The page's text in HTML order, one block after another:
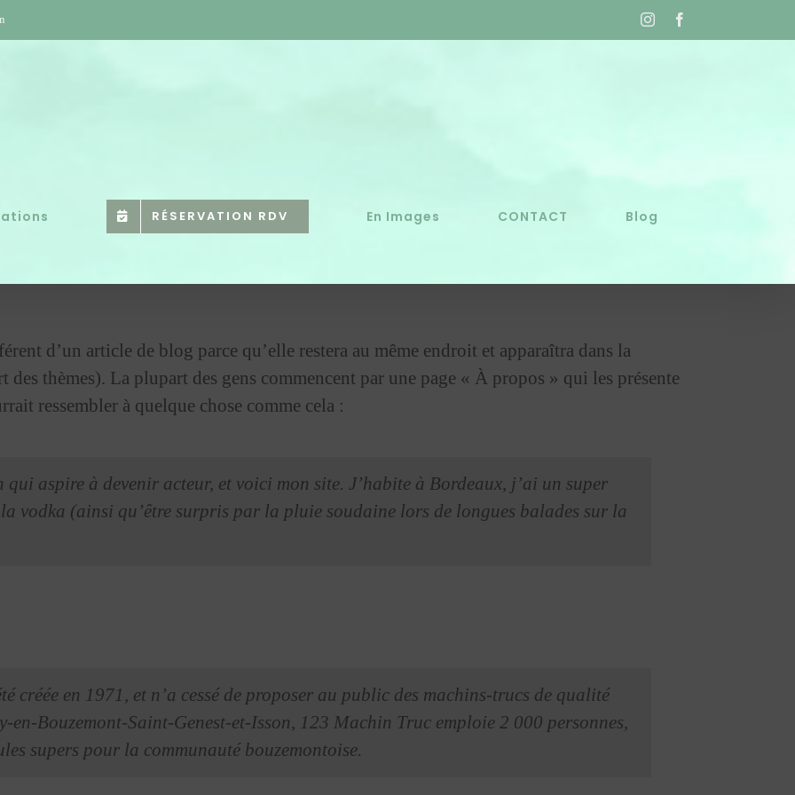
Instagram
RÉSERVATION RDV En Images CONTACT Blog
d’un article de blog parce qu’elle restera au même endroit et apparaîtra dans la
thèmes). La plupart des gens commencent par une page « À propos » qui les présente
ressembler à quelque chose comme cela :
aspire à devenir acteur, et voici mon site. J’habite à Bordeaux, j’ai un super
vodka (ainsi qu’être surpris par la pluie soudaine lors de longues balades sur la
créée en 1971, et n’a cessé de proposer au public des machins-trucs de qualité
en-Bouzemont-Saint-Genest-et-Isson, 123 Machin Truc emploie 2 000 personnes,
supers pour la communauté bouzemontoise.